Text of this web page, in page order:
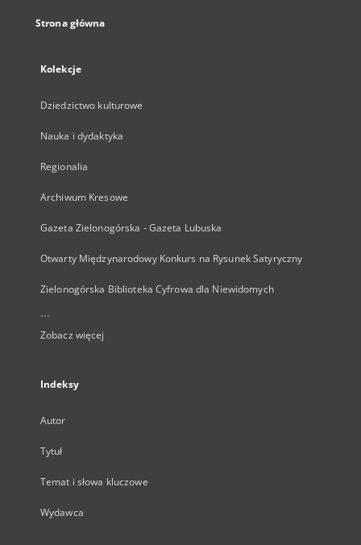
Strona główna
Kolekcje
Dziedzictwo kulturowe
Nauka i dydaktyka
Regionalia
Archiwum Kresowe
Gazeta Zielonogórska - Gazeta Lubuska
Otwarty Międzynarodowy Konkurs na Rysunek Satyryczny
Zielonogórska Biblioteka Cyfrowa dla Niewidomych
...
Zobacz więcej
Indeksy
Autor
Tytuł
Temat i słowa kluczowe
Wydawca